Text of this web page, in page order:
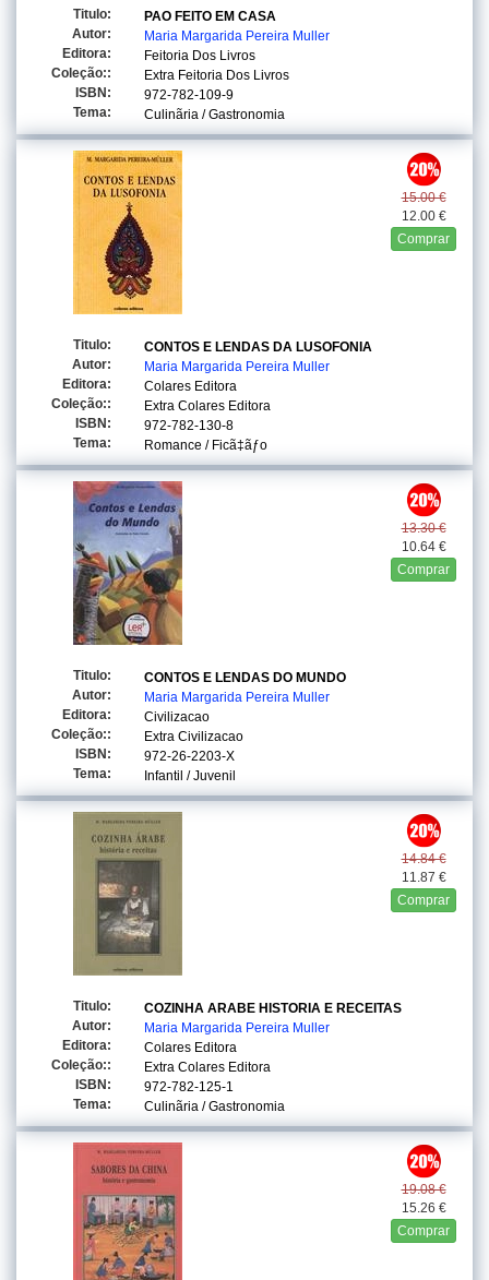
Titulo:
PAO FEITO EM CASA
Autor:
Maria Margarida Pereira Muller
Editora:
Feitoria Dos Livros
Coleção::
Extra Feitoria Dos Livros
ISBN:
972-782-109-9
Tema:
Culinãria / Gastronomia
15.00 €
12.00 €
Comprar
Titulo:
CONTOS E LENDAS DA LUSOFONIA
Autor:
Maria Margarida Pereira Muller
Editora:
Colares Editora
Coleção::
Extra Colares Editora
ISBN:
972-782-130-8
Tema:
Romance / Ficã‡ãƒo
13.30 €
10.64 €
Comprar
Titulo:
CONTOS E LENDAS DO MUNDO
Autor:
Maria Margarida Pereira Muller
Editora:
Civilizacao
Coleção::
Extra Civilizacao
ISBN:
972-26-2203-X
Tema:
Infantil / Juvenil
14.84 €
11.87 €
Comprar
Titulo:
COZINHA ARABE HISTORIA E RECEITAS
Autor:
Maria Margarida Pereira Muller
Editora:
Colares Editora
Coleção::
Extra Colares Editora
ISBN:
972-782-125-1
Tema:
Culinãria / Gastronomia
19.08 €
15.26 €
Comprar